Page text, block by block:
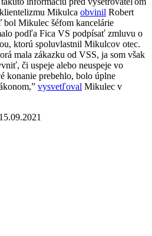
Mikulca obvinil Robert
Mikulec šéfom kancelárie
podľa Fica VS podpísať zmluvu o
ktorú spoluvlastnil Mikulcov otec.
mala zákazku od VSS, ja som však
či uspeje alebo neuspeje vo
konanie prebehlo, bolo úplne
vysvetľoval Mikulec v